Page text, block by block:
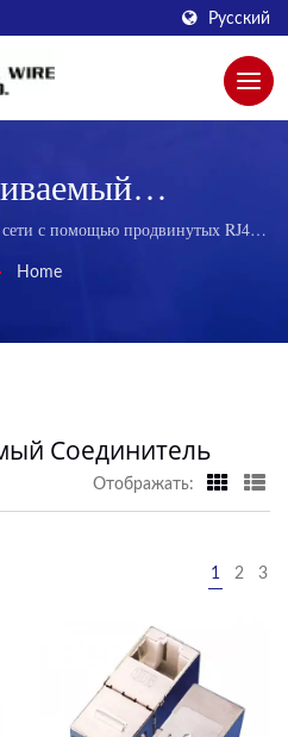
Русский
| Обеспечьте
Передачу
Патч-
с помощью продвинутых RJ45
Home
Соединитель
Отображать:
1 2 3